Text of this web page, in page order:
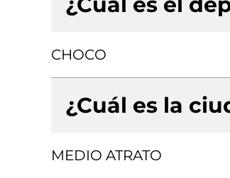
CHOCO
¿Cuál es la
MEDIO ATRATO